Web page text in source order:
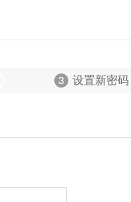
设置新密码